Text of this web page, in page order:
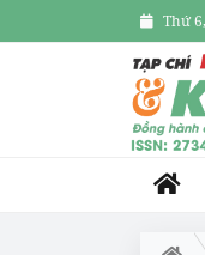
Thứ